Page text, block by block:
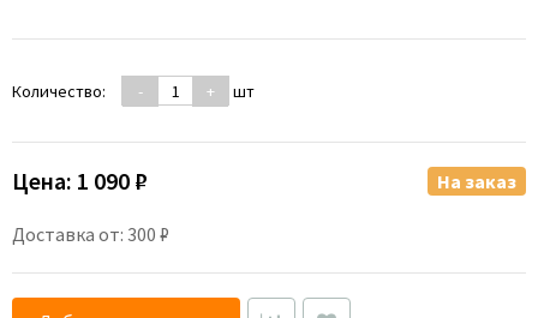
Количество: - + шт
Цена: 1 090 ₽
Доставка от: 300 ₽
На заказ